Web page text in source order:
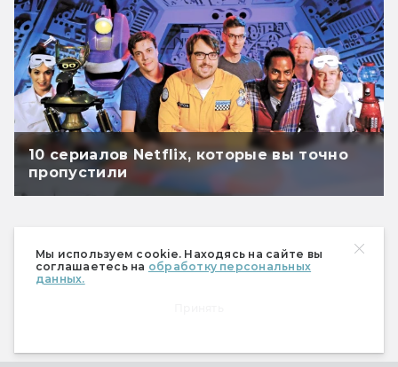
Мы используем cookie. Находясь на сайте вы
соглашаетесь на обработку персональных
данных.
10 сериалов Netflix, которые вы точно
пропустили